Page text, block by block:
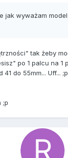
jak wyważam
tak żeby
po 1 palcu na 1
do 55mm... Uff... ;p
;p